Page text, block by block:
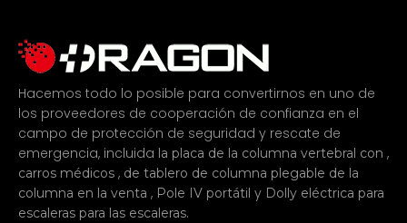
Hacemos todo lo posible para convertirnos en uno de
los proveedores de cooperación de confianza en el
campo de protección de seguridad y rescate de
emergencia, incluida la placa de la columna vertebral con ,
carros médicos , de tablero de columna plegable de la
columna en la venta , Pole IV portátil y Dolly eléctrica para
escaleras para las escaleras.